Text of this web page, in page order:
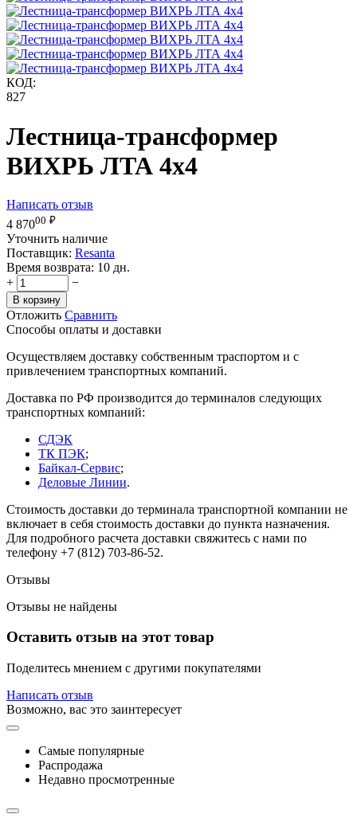
КОД:
827
Лестница-трансформер
ВИХРЬ ЛТА 4х4
Написать отзыв
4 87000 ₽
Уточнить наличие
Поставщик: Resanta
Время возврата: 10 дн.
+
−
В корзину
Отложить Сравнить
Способы оплаты и доставки
Осуществляем доставку собственным траспортом и с
привлечением транспортных компаний.
Доставка по РФ производится до терминалов следующих
транспортных компаний:
СДЭК
ТК ПЭК;
Байкал-Сервис;
Деловые Линии.
Стоимость доставки до терминала транспортной компании не
включает в себя стоимость доставки до пункта назначения.
Для подробного расчета доставки свяжитесь с нами по
телефону +7 (812) 703-86-52.
Отзывы
Отзывы не найдены
Оставить отзыв на этот товар
Поделитесь мнением с другими покупателями
Написать отзыв
Возможно, вас это заинтересует
Самые популярные
Распродажа
Недавно просмотренные